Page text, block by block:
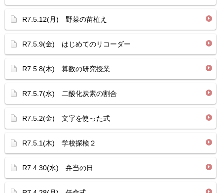
R7.5.12(月) 野菜の苗植え
R7.5.9(金) はじめてのリコーダー
R7.5.8(木) 算数の研究授業
R7.5.7(水) 二酸化炭素の割合
R7.5.2(金) 文字を使った式
R7.5.1(木) 学校探検２
R7.4.30(水) 弁当の日